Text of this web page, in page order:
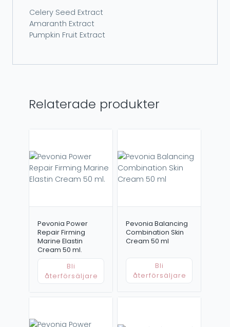
Celery Seed Extract
Amaranth Extract
Pumpkin Fruit Extract
Relaterade produkter
Pevonia Power
Repair Firming
Marine Elastin
Cream 50 ml.
Bli
återförsäljare
Pevonia Balancing
Combination Skin
Cream 50 ml
Bli
återförsäljare